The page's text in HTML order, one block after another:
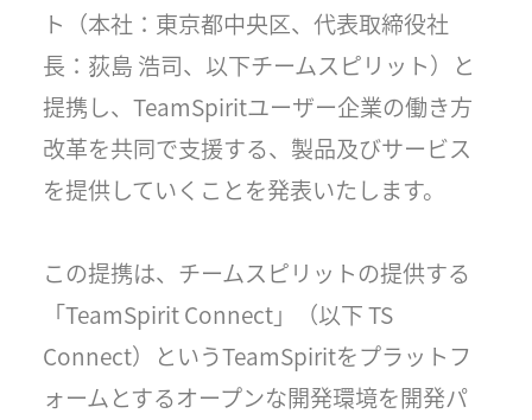
ト（本社：東京都中央区、代表取締役社
長：荻島 浩司、以下チームスピリット）と
提携し、TeamSpiritユーザー企業の働き方
改革を共同で支援する、製品及びサービス
を提供していくことを発表いたします。
この提携は、チームスピリットの提供する
「TeamSpirit Connect」（以下 TS
Connect）というTeamSpiritをプラットフ
ォームとするオープンな開発環境を開発パ